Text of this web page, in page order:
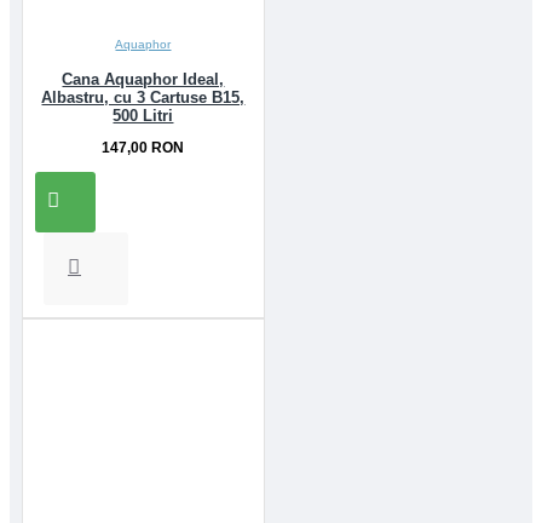
Aquaphor
Cana Aquaphor Ideal,
Albastru, cu 3 Cartuse B15,
500 Litri
147,00 RON